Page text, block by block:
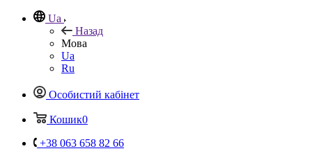
Ua
Назад
Мова
Ua
Ru
Особистий кабінет
Кошик0
+38 063 658 82 66